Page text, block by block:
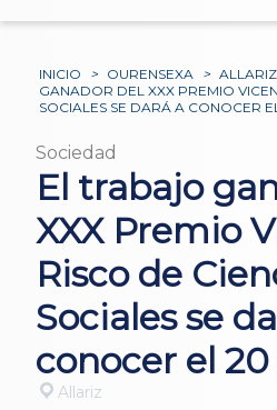
INICIO > OURENSEXA > ALLARIZ
GANADOR DEL XXX PREMIO
SOCIALES SE DARÁ A CONOCER
Sociedad
El trabajo
XXX Premio
Risco de
Sociales se
conocer el
Allariz